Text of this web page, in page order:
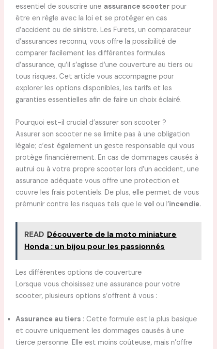
essentiel de souscrire une assurance scooterpour
être en règle avec la loi et se protéger en cas
d’accident ou de sinistre. Les Furets, un comparateur
d’assurances reconnu, vous offre la possibilité de
comparer facilement les différentes formules
d’assurance, qu’il s’agisse d’une couverture au tiers ou
tous risques. Cet article vous accompagne pour
explorer les options disponibles, les tarifs et les
garanties essentielles afin de faire un choix éclairé.
Pourquoi est-il crucial d’assurer son scooter ?
Assurer son scooter ne se limite pas à une obligation
légale; c’est également un geste responsable qui vous
protège financièrement. En cas de dommages causés à
autrui ou à votre propre scooter lors d’un accident, une
assurance adéquate vous offre une protection et
couvre les frais potentiels. De plus, elle permet de vous
prémunir contre les risques tels que le vol ou l’incendie.
READ Découverte de la moto miniature
Honda : un bijou pour les passionnés
Les différentes options de couverture
Lorsque vous choisissez une assurance pour votre
scooter, plusieurs options s’offrent à vous :
Assurance au tiers: Cette formule est la plus basique
et couvre uniquement les dommages causés à une
tierce personne. Elle est moins coûteuse, mais n’offre